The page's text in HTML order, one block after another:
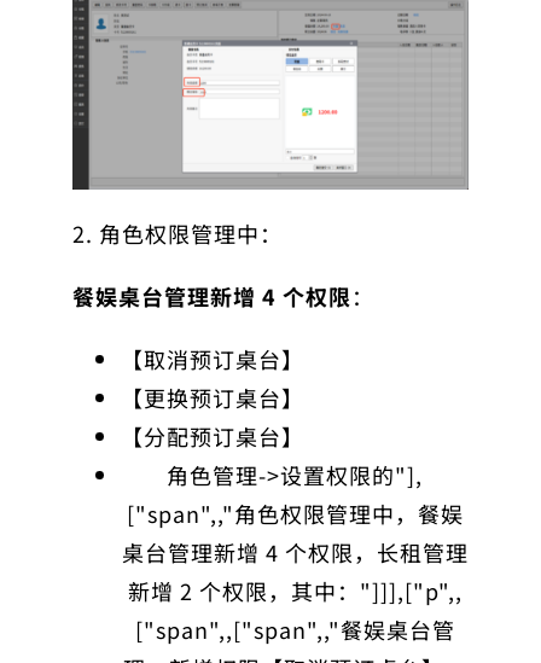
2. 角色权限管理中：
餐娱桌台管理新增 4 个权限：
【取消预订桌台】
【更换预订桌台】
【分配预订桌台】
角色管理->设置权限的"],
["span",,"角色权限管理中，餐娱
桌台管理新增 4 个权限，长租管理
新增 2 个权限，其中："]]],["p",,
["span",,["span",,"餐娱桌台管